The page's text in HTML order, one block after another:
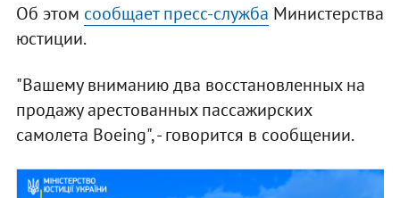
Об этом сообщает пресс-служба Министерства
юстиции.
"Вашему вниманию два восстановленных на
продажу арестованных пассажирских
самолета Boeing", - говорится в сообщении.